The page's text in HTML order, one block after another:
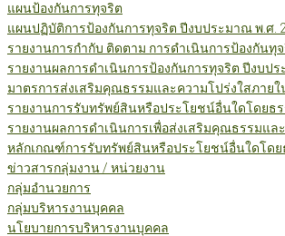
แผนป้องกันการทุจริต
แผนปฏิบัติการป้องกันการทุจริต ปีงบประมาณ พ.ศ.
รายงานการกำกับ ติดตาม การดำเนินการป้องกันทุ
รายงานผลการดำเนินการป้องกันการทุจริต ปีงบป
มาตรการส่งเสริมคุณธรรมและความโปร่งใสภาย
รายงานการรับทรัพย์สินหรือประโยชน์อื่นใดโดยธร
รายงานผลการดำเนินการเพื่อส่งเสริมคุณธรรมแ
หลักเกณฑ์การรับทรัพย์สินหรือประโยชน์อื่นใดโดย
ข่าวสารกลุ่มงาน / หน่วยงาน
กลุ่มอำนวยการ
กลุ่มบริหารงานบุคคล
นโยบายการบริหารงานบุคคล